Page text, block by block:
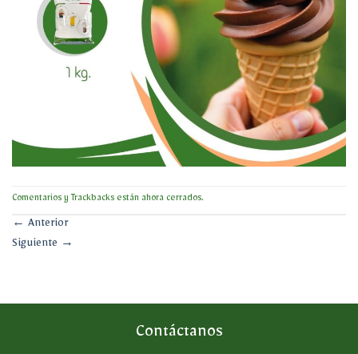
Comentarios y Trackbacks están ahora cerrados.
← Anterior
Siguiente →
Contáctanos